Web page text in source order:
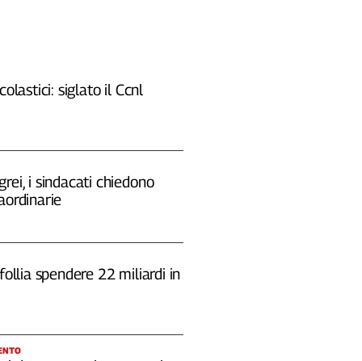
siglato il Ccnl
i sindacati chiedono
follia spendere 22 miliardi in